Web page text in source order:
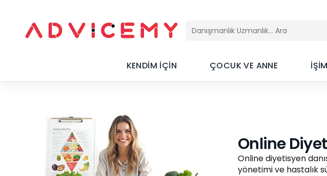
KENDİM İÇİN ÇOCUK VE ANNE
Online
Online diyetisyen
yönetimi ve hastalık